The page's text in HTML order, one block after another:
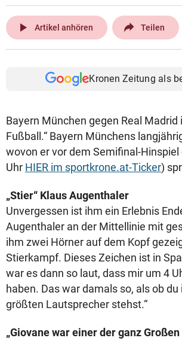
play_arrow Artikel anhören Teilen
Kronen Zeitung als
Bayern München gegen Real
Fußball.“ Bayern Münchens
wovon er vor dem Semifinal-
Uhr HIER im sportkrone.at-Ticker)
„Stier“ Klaus Augenthaler
Unvergessen ist ihm ein Erlebnis
Augenthaler an der Mittellinie mit
ihm zwei Hörner auf dem Kopf
Stierkampf. Dieses Zeichen ist in
war es dann so laut, dass mir um 4
haben. Das war damals so, als ob
größten Lautsprecher stehst.“
„Giovane war einer der ganz